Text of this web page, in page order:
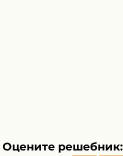
Оцените решебник: